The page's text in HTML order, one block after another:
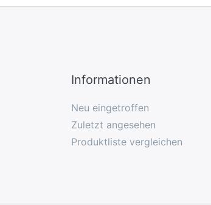
Informationen
Neu eingetroffen
Zuletzt angesehen
Produktliste vergleichen